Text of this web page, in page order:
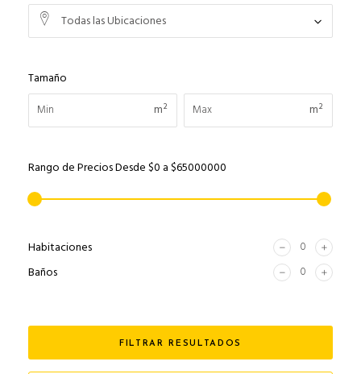
Todas las Ubicaciones
Tamaño
m²
m²
Rango de PreciosDesde$0 a$65000000
Habitaciones
Baños
FILTRAR RESULTADOS